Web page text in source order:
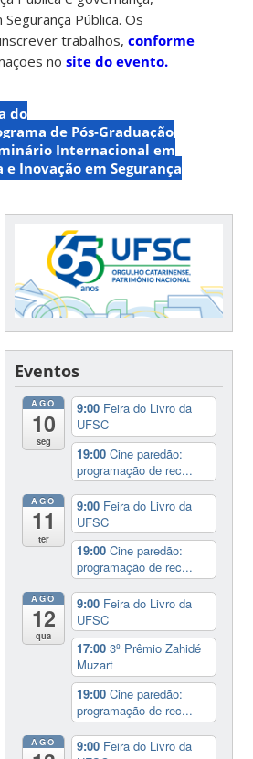
Pública. Os
trabalhos,conforme
nosite do evento.
do
de Pós-Graduação
Internacional em
e Inovação em Segurança
Eventos
AGO
10
seg
9:00 Feira do Livro da
UFSC
19:00Cine paredão:
programação de rec...
AGO
11
ter
9:00 Feira do Livro da
UFSC
19:00Cine paredão:
programação de rec...
AGO
12
qua
9:00 Feira do Livro da
UFSC
17:003º Prêmio Zahidé
Muzart
19:00Cine paredão:
programação de rec...
AGO 9:00 Feira do Livro da